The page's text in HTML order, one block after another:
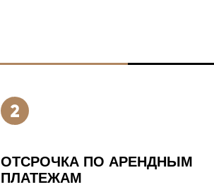
ОТСРОЧКА ПО АРЕНДНЫМ
ПЛАТЕЖАМ